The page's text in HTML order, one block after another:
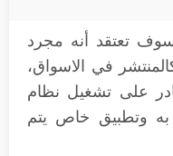
تعتقد أنه مجرد
في الاسواق،
على تشغيل نظام
به وتطبيق خاص يتم